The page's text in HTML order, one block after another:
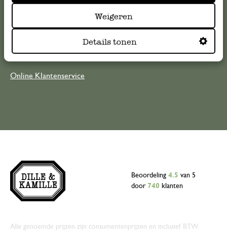
Weigeren
Details tonen
klantenservice. Of bekijk hier het antwoord op de
klantenservice@dille-kamille.com
Online Klantenservice
Beoordeling 4.5 van 5
door 740 klanten
Alle genoemde prijzen zijn consumentenprijzen en inclusief BTW.